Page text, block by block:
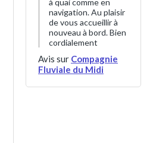
à quai comme en
navigation. Au plaisir
de vous accueillir à
nouveau à bord. Bien
cordialement
Avis sur Compagnie
Fluviale du Midi